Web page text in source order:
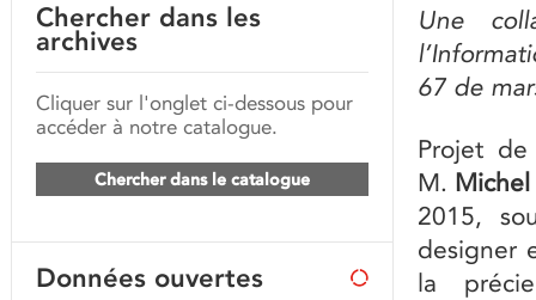
Une
67 de
Projet
M. Michel
2015,
designer
la
Chercher dans les
archives
Cliquer sur l'onglet ci-dessous pour
accéder à notre catalogue.
Chercher dans le catalogue
Données ouvertes